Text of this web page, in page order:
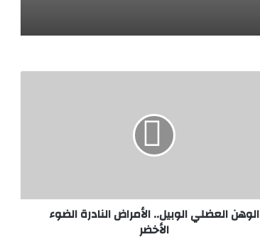
الوهن العضلي الوبيل.. الأمراض النادرة الضوء
الأخضر